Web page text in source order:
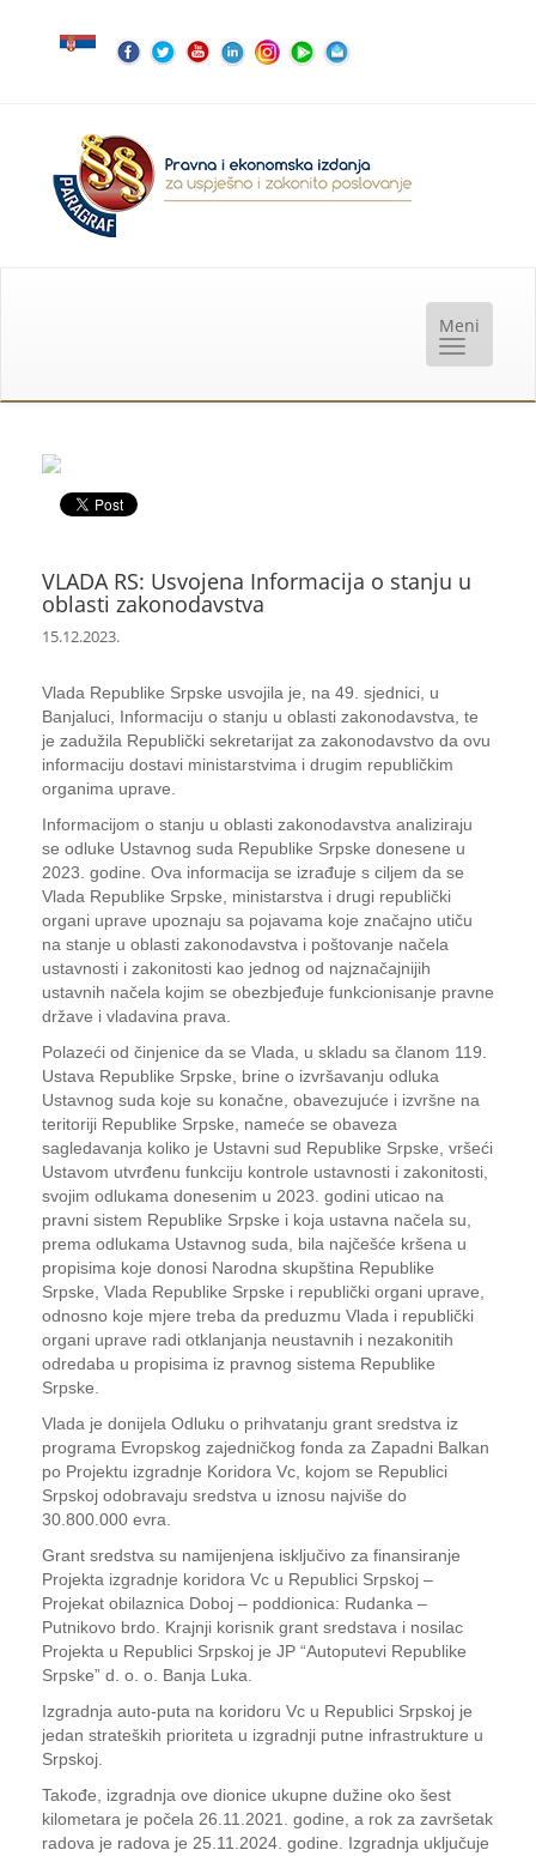
VLADA RS: Usvojena Informacija o stanju u
oblasti zakonodavstva
15.12.2023.
Vlada Republike Srpske usvojila je, na 49. sjednici, u
Banjaluci, Informaciju o stanju u oblasti zakonodavstva, te
je zadužila Republički sekretarijat za zakonodavstvo da ovu
informaciju dostavi ministarstvima i drugim republičkim
organima uprave.
Informacijom o stanju u oblasti zakonodavstva analiziraju
se odluke Ustavnog suda Republike Srpske donesene u
2023. godine. Ova informacija se izrađuje s ciljem da se
Vlada Republike Srpske, ministarstva i drugi republički
organi uprave upoznaju sa pojavama koje značajno utiču
na stanje u oblasti zakonodavstva i poštovanje načela
ustavnosti i zakonitosti kao jednog od najznačajnijih
ustavnih načela kojim se obezbjeđuje funkcionisanje pravne
države i vladavina prava.
Polazeći od činjenice da se Vlada, u skladu sa članom 119.
Ustava Republike Srpske, brine o izvršavanju odluka
Ustavnog suda koje su konačne, obavezujuće i izvršne na
teritoriji Republike Srpske, nameće se obaveza
sagledavanja koliko je Ustavni sud Republike Srpske, vršeći
Ustavom utvrđenu funkciju kontrole ustavnosti i zakonitosti,
svojim odlukama donesenim u 2023. godini uticao na
pravni sistem Republike Srpske i koja ustavna načela su,
prema odlukama Ustavnog suda, bila najčešće kršena u
propisima koje donosi Narodna skupština Republike
Srpske, Vlada Republike Srpske i republički organi uprave,
odnosno koje mjere treba da preduzmu Vlada i republički
organi uprave radi otklanjanja neustavnih i nezakonitih
odredaba u propisima iz pravnog sistema Republike
Srpske.
Vlada je donijela Odluku o prihvatanju grant sredstva iz
programa Evropskog zajedničkog fonda za Zapadni Balkan
po Projektu izgradnje Koridora Vc, kojom se Republici
Srpskoj odobravaju sredstva u iznosu najviše do
30.800.000 evra.
Grant sredstva su namijenjena isključivo za finansiranje
Projekta izgradnje koridora Vc u Republici Srpskoj –
Projekat obilaznica Doboj – poddionica: Rudanka –
Putnikovo brdo. Krajnji korisnik grant sredstava i nosilac
Projekta u Republici Srpskoj je JP “Autoputevi Republike
Srpske” d. o. o. Banja Luka.
Izgradnja auto-puta na koridoru Vc u Republici Srpskoj je
jedan strateških prioriteta u izgradnji putne infrastrukture u
Srpskoj.
Takođe, izgradnja ove dionice ukupne dužine oko šest
kilometara je počela 26.11.2021. godine, a rok za završetak
radova je radova je 25.11.2024. godine. Izgradnja uključuje